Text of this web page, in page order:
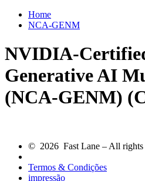
Home
NCA-GENM
NVIDIA-
Generative AI
(NCA-GENM)
© 2026 Fast Lane – All rights
Termos & Condições
impressão